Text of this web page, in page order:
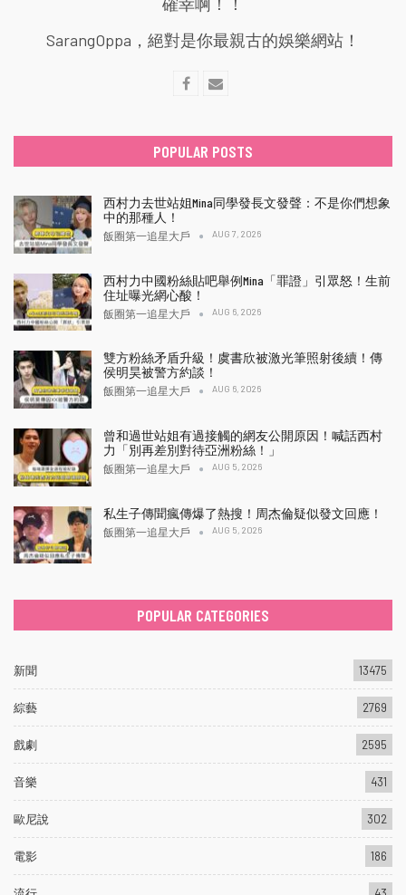
SarangOppa，絕對是你最親古的娛樂網站！
POPULAR POSTS
西村力去世站姐Mina同學發長文發聲：不是你們想象
中的那種人！
飯圈第一追星大戶 AUG 7, 2026
西村力中國粉絲貼吧舉例Mina「罪證」引眾怒！生前
住址曝光網心酸！
飯圈第一追星大戶 AUG 6, 2026
雙方粉絲矛盾升級！虞書欣被激光筆照射後續！傳
侯明昊被警方約談！
飯圈第一追星大戶 AUG 6, 2026
曾和過世站姐有過接觸的網友公開原因！喊話西村
力「別再差別對待亞洲粉絲！」
飯圈第一追星大戶 AUG 5, 2026
私生子傳聞瘋傳爆了熱搜！周杰倫疑似發文回應！
飯圈第一追星大戶 AUG 5, 2026
POPULAR CATEGORIES
新聞 13475
綜藝 2769
戲劇 2595
音樂 431
歐尼說 302
電影 186